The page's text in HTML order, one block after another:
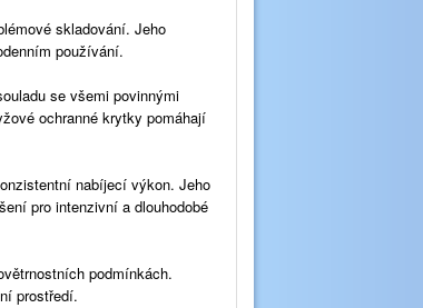
skladování. Jeho
používání.
se všemi povinnými
ochranné krytky pomáhají
nabíjecí výkon. Jeho
pro intenzivní a dlouhodobé
podmínkách.
prostředí.